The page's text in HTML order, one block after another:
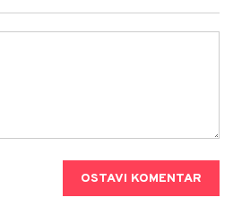
OSTAVI KOMENTAR